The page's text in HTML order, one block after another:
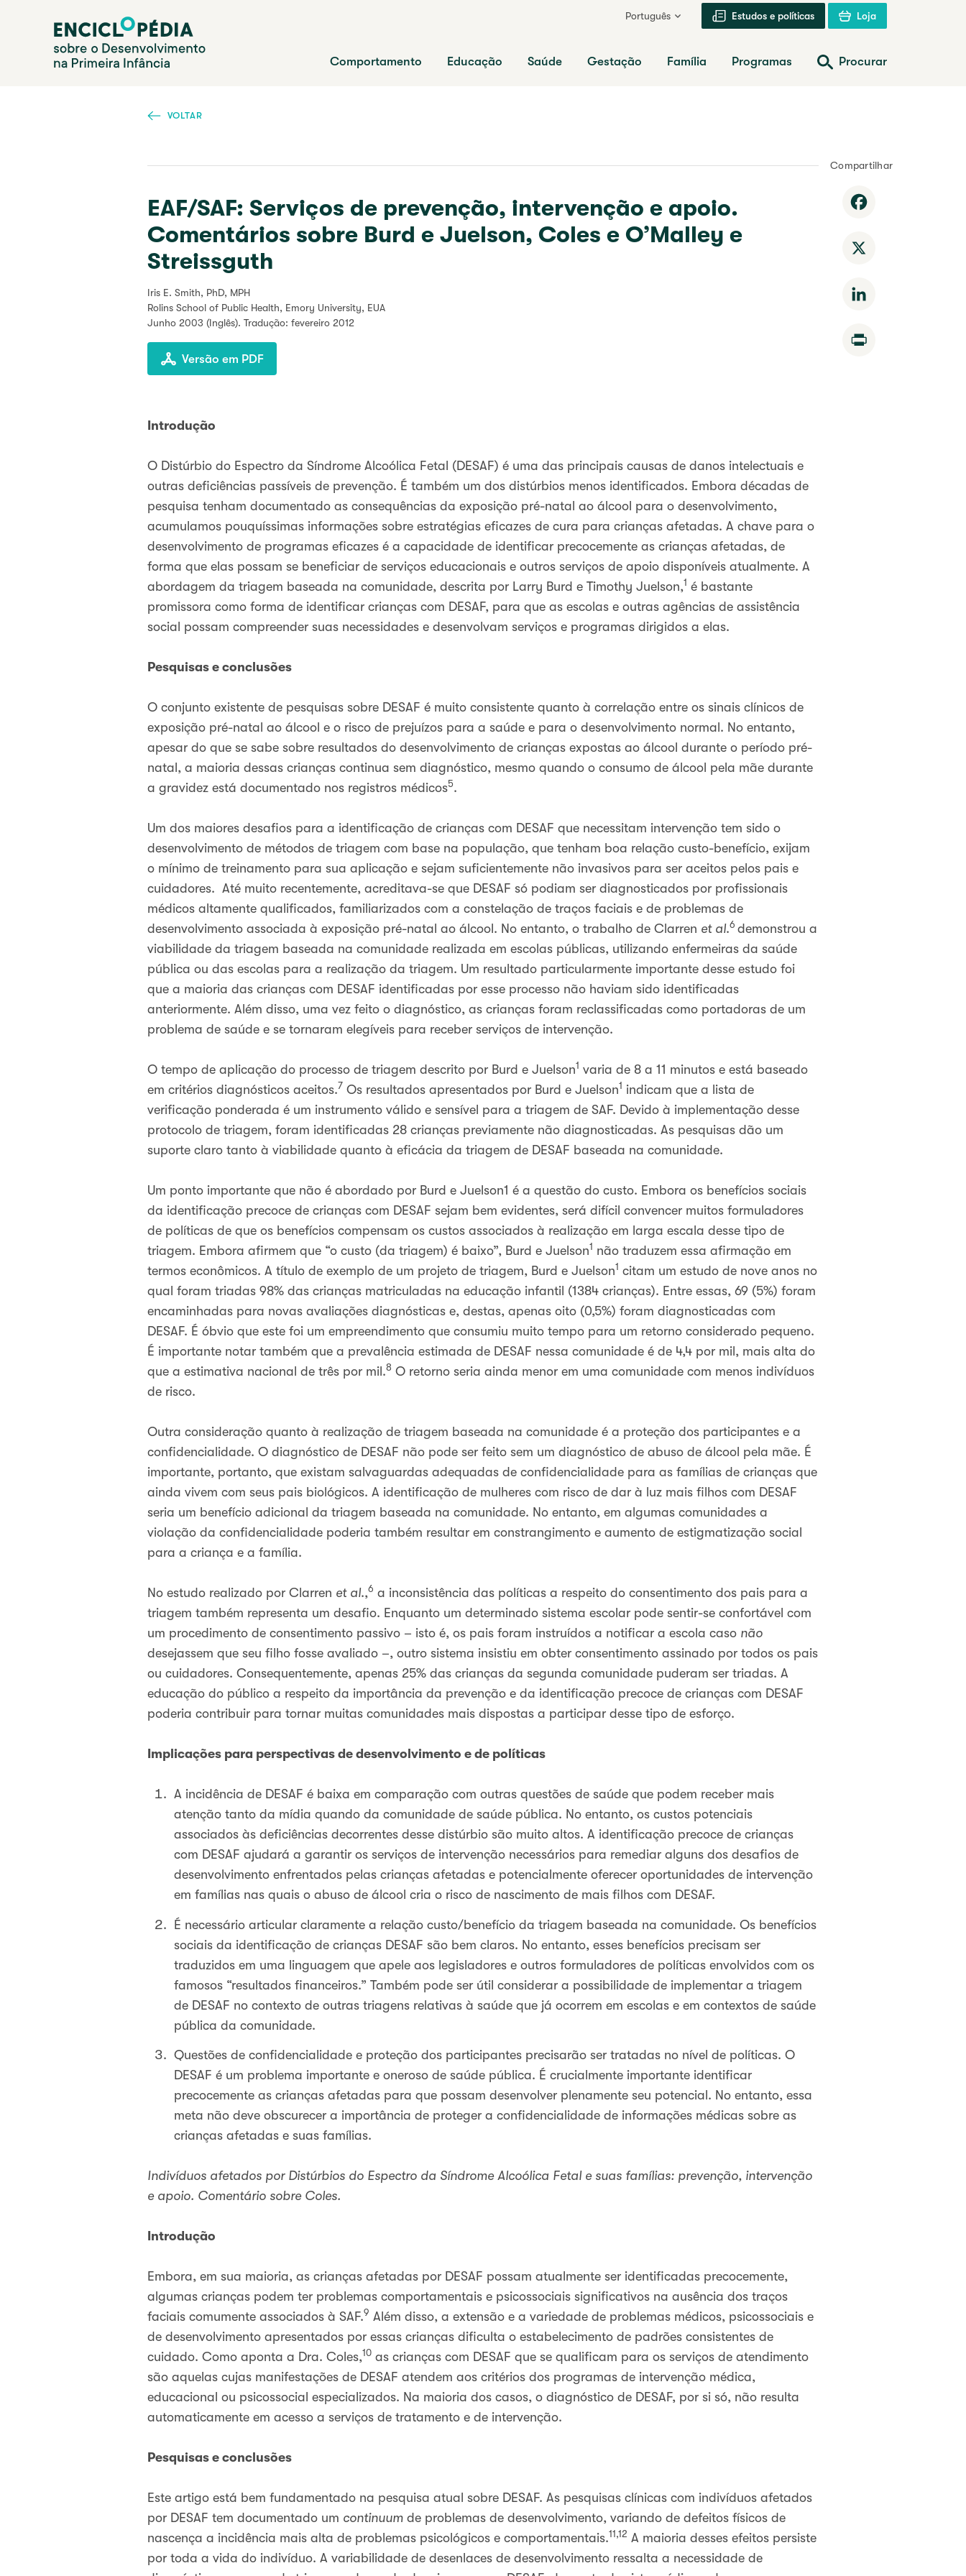
Enciclopédia sobre o Desenvolvimento na Primeira Infância
Português Estudos e políticas Loja
Comportamento Educação Saúde Gestação Família Programas Procurar
VOLTAR
EAF/SAF: Serviços de prevenção, intervenção e apoio.
Comentários sobre Burd e Juelson, Coles e O’Malley e
Streissguth
Iris E. Smith, PhD, MPH
Rolins School of Public Health, Emory University, EUA
Junho 2003 (Inglês). Tradução: fevereiro 2012
Versão em PDF
Introdução
O Distúrbio do Espectro da Síndrome Alcoólica Fetal (DESAF) é uma das principais causas de danos intelectuais e
outras deficiências passíveis de prevenção. É também um dos distúrbios menos identificados. Embora décadas de
pesquisa tenham documentado as consequências da exposição pré-natal ao álcool para o desenvolvimento,
acumulamos pouquíssimas informações sobre estratégias eficazes de cura para crianças afetadas. A chave para o
desenvolvimento de programas eficazes é a capacidade de identificar precocemente as crianças afetadas, de
forma que elas possam se beneficiar de serviços educacionais e outros serviços de apoio disponíveis atualmente. A
abordagem da triagem baseada na comunidade, descrita por Larry Burd e Timothy Juelson,1 é bastante
promissora como forma de identificar crianças com DESAF, para que as escolas e outras agências de assistência
social possam compreender suas necessidades e desenvolvam serviços e programas dirigidos a elas.
Pesquisas e conclusões
O conjunto existente de pesquisas sobre DESAF é muito consistente quanto à correlação entre os sinais clínicos de
exposição pré-natal ao álcool e o risco de prejuízos para a saúde e para o desenvolvimento normal. No entanto,
apesar do que se sabe sobre resultados do desenvolvimento de crianças expostas ao álcool durante o período pré-
natal, a maioria dessas crianças continua sem diagnóstico, mesmo quando o consumo de álcool pela mãe durante
a gravidez está documentado nos registros médicos5.
Um dos maiores desafios para a identificação de crianças com DESAF que necessitam intervenção tem sido o
desenvolvimento de métodos de triagem com base na população, que tenham boa relação custo-benefício, exijam
o mínimo de treinamento para sua aplicação e sejam suficientemente não invasivos para ser aceitos pelos pais e
cuidadores. Até muito recentemente, acreditava-se que DESAF só podiam ser diagnosticados por profissionais
médicos altamente qualificados, familiarizados com a constelação de traços faciais e de problemas de
desenvolvimento associada à exposição pré-natal ao álcool. No entanto, o trabalho de Clarren et al.6 demonstrou a
viabilidade da triagem baseada na comunidade realizada em escolas públicas, utilizando enfermeiras da saúde
pública ou das escolas para a realização da triagem. Um resultado particularmente importante desse estudo foi
que a maioria das crianças com DESAF identificadas por esse processo não haviam sido identificadas
anteriormente. Além disso, uma vez feito o diagnóstico, as crianças foram reclassificadas como portadoras de um
problema de saúde e se tornaram elegíveis para receber serviços de intervenção.
O tempo de aplicação do processo de triagem descrito por Burd e Juelson1 varia de 8 a 11 minutos e está baseado
em critérios diagnósticos aceitos.7 Os resultados apresentados por Burd e Juelson1 indicam que a lista de
verificação ponderada é um instrumento válido e sensível para a triagem de SAF. Devido à implementação desse
protocolo de triagem, foram identificadas 28 crianças previamente não diagnosticadas. As pesquisas dão um
suporte claro tanto à viabilidade quanto à eficácia da triagem de DESAF baseada na comunidade.
Um ponto importante que não é abordado por Burd e Juelson1 é a questão do custo. Embora os benefícios sociais
da identificação precoce de crianças com DESAF sejam bem evidentes, será difícil convencer muitos formuladores
de políticas de que os benefícios compensam os custos associados à realização em larga escala desse tipo de
triagem. Embora afirmem que “o custo (da triagem) é baixo”, Burd e Juelson1 não traduzem essa afirmação em
termos econômicos. A título de exemplo de um projeto de triagem, Burd e Juelson1 citam um estudo de nove anos no
qual foram triadas 98% das crianças matriculadas na educação infantil (1384 crianças). Entre essas, 69 (5%) foram
encaminhadas para novas avaliações diagnósticas e, destas, apenas oito (0,5%) foram diagnosticadas com
DESAF. É óbvio que este foi um empreendimento que consumiu muito tempo para um retorno considerado pequeno.
É importante notar também que a prevalência estimada de DESAF nessa comunidade é de 4,4 por mil, mais alta do
que a estimativa nacional de três por mil.8 O retorno seria ainda menor em uma comunidade com menos indivíduos
de risco.
Outra consideração quanto à realização de triagem baseada na comunidade é a proteção dos participantes e a
confidencialidade. O diagnóstico de DESAF não pode ser feito sem um diagnóstico de abuso de álcool pela mãe. É
importante, portanto, que existam salvaguardas adequadas de confidencialidade para as famílias de crianças que
ainda vivem com seus pais biológicos. A identificação de mulheres com risco de dar à luz mais filhos com DESAF
seria um benefício adicional da triagem baseada na comunidade. No entanto, em algumas comunidades a
violação da confidencialidade poderia também resultar em constrangimento e aumento de estigmatização social
para a criança e a família.
No estudo realizado por Clarren et al.,6 a inconsistência das políticas a respeito do consentimento dos pais para a
triagem também representa um desafio. Enquanto um determinado sistema escolar pode sentir-se confortável com
um procedimento de consentimento passivo – isto é, os pais foram instruídos a notificar a escola caso não
desejassem que seu filho fosse avaliado –, outro sistema insistiu em obter consentimento assinado por todos os pais
ou cuidadores. Consequentemente, apenas 25% das crianças da segunda comunidade puderam ser triadas. A
educação do público a respeito da importância da prevenção e da identificação precoce de crianças com DESAF
poderia contribuir para tornar muitas comunidades mais dispostas a participar desse tipo de esforço.
Implicações para perspectivas de desenvolvimento e de políticas
A incidência de DESAF é baixa em comparação com outras questões de saúde que podem receber mais
atenção tanto da mídia quando da comunidade de saúde pública. No entanto, os custos potenciais
associados às deficiências decorrentes desse distúrbio são muito altos. A identificação precoce de crianças
com DESAF ajudará a garantir os serviços de intervenção necessários para remediar alguns dos desafios de
desenvolvimento enfrentados pelas crianças afetadas e potencialmente oferecer oportunidades de intervenção
em famílias nas quais o abuso de álcool cria o risco de nascimento de mais filhos com DESAF.
É necessário articular claramente a relação custo/benefício da triagem baseada na comunidade. Os benefícios
sociais da identificação de crianças DESAF são bem claros. No entanto, esses benefícios precisam ser
traduzidos em uma linguagem que apele aos legisladores e outros formuladores de políticas envolvidos com os
famosos “resultados financeiros.” Também pode ser útil considerar a possibilidade de implementar a triagem
de DESAF no contexto de outras triagens relativas à saúde que já ocorrem em escolas e em contextos de saúde
pública da comunidade.
Questões de confidencialidade e proteção dos participantes precisarão ser tratadas no nível de políticas. O
DESAF é um problema importante e oneroso de saúde pública. É crucialmente importante identificar
precocemente as crianças afetadas para que possam desenvolver plenamente seu potencial. No entanto, essa
meta não deve obscurecer a importância de proteger a confidencialidade de informações médicas sobre as
crianças afetadas e suas famílias.
Indivíduos afetados por Distúrbios do Espectro da Síndrome Alcoólica Fetal e suas famílias: prevenção, intervenção
e apoio. Comentário sobre Coles.
Introdução
Embora, em sua maioria, as crianças afetadas por DESAF possam atualmente ser identificadas precocemente,
algumas crianças podem ter problemas comportamentais e psicossociais significativos na ausência dos traços
faciais comumente associados à SAF.9 Além disso, a extensão e a variedade de problemas médicos, psicossociais e
de desenvolvimento apresentados por essas crianças dificulta o estabelecimento de padrões consistentes de
cuidado. Como aponta a Dra. Coles,10 as crianças com DESAF que se qualificam para os serviços de atendimento
são aquelas cujas manifestações de DESAF atendem aos critérios dos programas de intervenção médica,
educacional ou psicossocial especializados. Na maioria dos casos, o diagnóstico de DESAF, por si só, não resulta
automaticamente em acesso a serviços de tratamento e de intervenção.
Pesquisas e conclusões
Este artigo está bem fundamentado na pesquisa atual sobre DESAF. As pesquisas clínicas com indivíduos afetados
por DESAF tem documentado um continuum de problemas de desenvolvimento, variando de defeitos físicos de
nascença a incidência mais alta de problemas psicológicos e comportamentais.11,12 A maioria desses efeitos persiste
por toda a vida do indivíduo. A variabilidade de desenlaces de desenvolvimento ressalta a necessidade de
Compartilhar
Facebook